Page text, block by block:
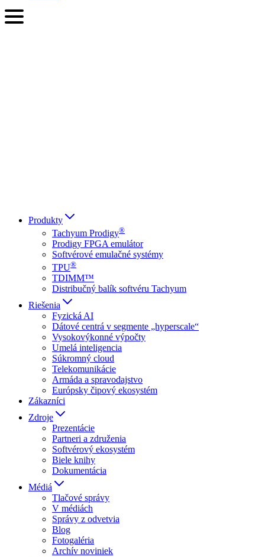
Produkty
Tachyum Prodigy®
Prodigy FPGA emulátor
Softvérové emulačné systémy
TPU®
TDIMM™
Distribučný balík softvéru Tachyum
Riešenia
Fyzická AI
Dátové centrá v segmente „hyperscale“
Vysokovýkonné výpočty
Umelá inteligencia
Súkromný cloud
Telekomunikácie
Armáda a spravodajstvo
Európsky čipový ekosystém
Zákazníci
Zdroje
Prezentácie
Partneri a združenia
Softvérový ekosystém
Biele knihy
Dokumentácia
Médiá
Tlačové správy
V médiách
Správy z odvetvia
Blog
Fotogaléria
Archív noviniek